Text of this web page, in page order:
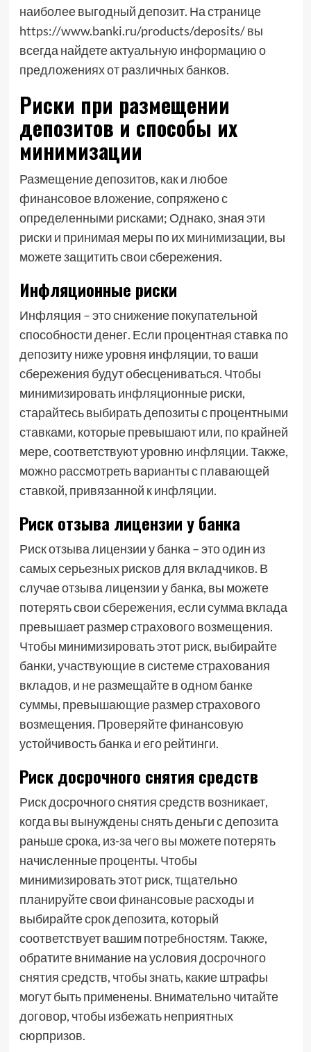
наиболее выгодный депозит. На странице
https://www.banki.ru/products/deposits/ вы
всегда найдете актуальную информацию о
предложениях от различных банков.
Риски при размещении
депозитов и способы их
минимизации
Размещение депозитов, как и любое
финансовое вложение, сопряжено с
определенными рисками; Однако, зная эти
риски и принимая меры по их минимизации, вы
можете защитить свои сбережения.
Инфляционные риски
Инфляция – это снижение покупательной
способности денег. Если процентная ставка по
депозиту ниже уровня инфляции, то ваши
сбережения будут обесцениваться. Чтобы
минимизировать инфляционные риски,
старайтесь выбирать депозиты с процентными
ставками, которые превышают или, по крайней
мере, соответствуют уровню инфляции. Также,
можно рассмотреть варианты с плавающей
ставкой, привязанной к инфляции.
Риск отзыва лицензии у банка
Риск отзыва лицензии у банка – это один из
самых серьезных рисков для вкладчиков. В
случае отзыва лицензии у банка, вы можете
потерять свои сбережения, если сумма вклада
превышает размер страхового возмещения.
Чтобы минимизировать этот риск, выбирайте
банки, участвующие в системе страхования
вкладов, и не размещайте в одном банке
суммы, превышающие размер страхового
возмещения. Проверяйте финансовую
устойчивость банка и его рейтинги.
Риск досрочного снятия средств
Риск досрочного снятия средств возникает,
когда вы вынуждены снять деньги с депозита
раньше срока, из-за чего вы можете потерять
начисленные проценты. Чтобы
минимизировать этот риск, тщательно
планируйте свои финансовые расходы и
выбирайте срок депозита, который
соответствует вашим потребностям. Также,
обратите внимание на условия досрочного
снятия средств, чтобы знать, какие штрафы
могут быть применены. Внимательно читайте
договор, чтобы избежать неприятных
сюрпризов.